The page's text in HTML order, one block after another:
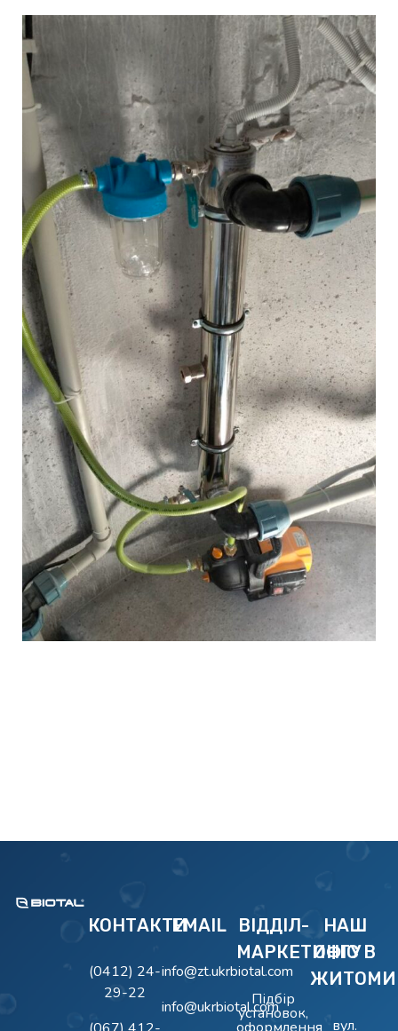
КОНТАКТИ
(0412) 24-
29-22
EMAIL
info@zt.ukrbiotal.com
info@ukrbiotal.com
ВІДДІЛ-
МАРКЕТИНГУ
Підбір
установок,
НАШ
ОФІС В
вул.